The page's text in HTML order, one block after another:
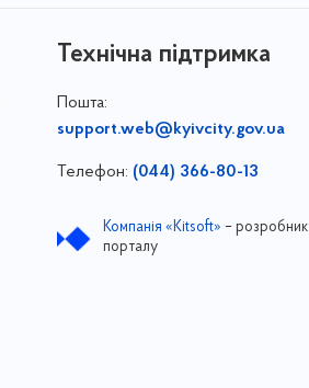
Технічна підтримка
Пошта:
support.web@kyivcity.gov.ua
Телефон: (044) 366-80-13
Компанія «Kitsoft» – розробник
порталу